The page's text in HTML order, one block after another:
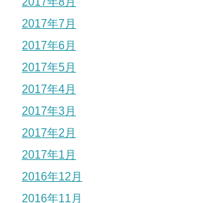
2017年7月
2017年6月
2017年5月
2017年4月
2017年3月
2017年2月
2017年1月
2016年12月
2016年11月